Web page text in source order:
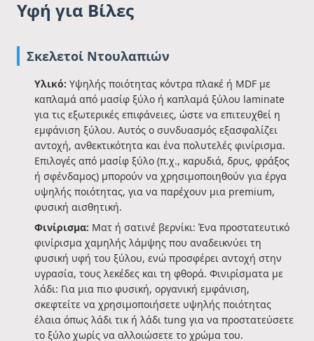
Υφή για Βίλες
Σκελετοί Ντουλαπιών
Υλικό: Υψηλής ποιότητας κόντρα πλακέ ή MDF με
καπλαμά από μασίφ ξύλο ή καπλαμά ξύλου laminate
για τις εξωτερικές επιφάνειες, ώστε να επιτευχθεί η
εμφάνιση ξύλου. Αυτός ο συνδυασμός εξασφαλίζει
αντοχή, ανθεκτικότητα και ένα πολυτελές φινίρισμα.
Επιλογές από μασίφ ξύλο (π.χ., καρυδιά, δρυς, φράξος
ή σφένδαμος) μπορούν να χρησιμοποιηθούν για έργα
υψηλής ποιότητας, για να παρέχουν μια premium,
φυσική αισθητική.
Φινίρισμα: Ματ ή σατινέ βερνίκι: Ένα προστατευτικό
φινίρισμα χαμηλής λάμψης που αναδεικνύει τη
φυσική υφή του ξύλου, ενώ προσφέρει αντοχή στην
υγρασία, τους λεκέδες και τη φθορά. Φινιρίσματα με
λάδι: Για μια πιο φυσική, οργανική εμφάνιση,
σκεφτείτε να χρησιμοποιήσετε υψηλής ποιότητας
έλαια όπως λάδι τικ ή λάδι tung για να προστατεύσετε
το ξύλο χωρίς να αλλοιώσετε το χρώμα του.